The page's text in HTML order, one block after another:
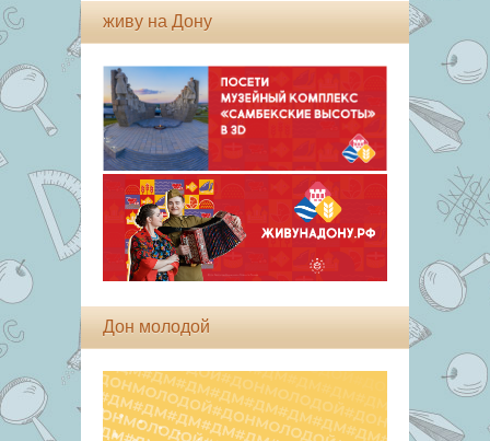
живу на Дону
Дон молодой